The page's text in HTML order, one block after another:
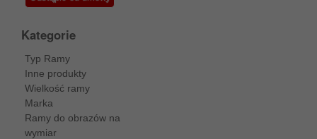
Kategorie
Typ Ramy
Inne produkty
Wielkość ramy
Marka
Ramy do obrazów na
wymiar